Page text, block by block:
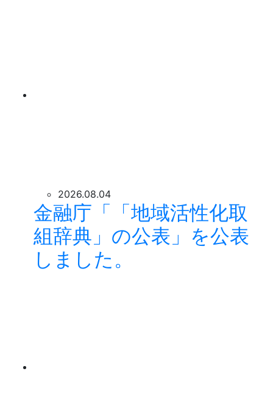
2026.08.04
金融庁「「地域活性化取
組辞典」の公表」を公表
しました。